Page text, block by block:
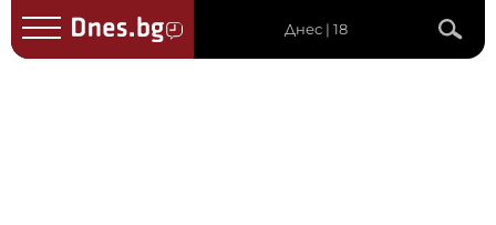
Днес | 18